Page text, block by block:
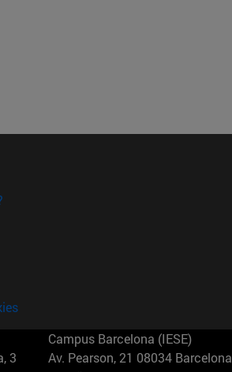
3
Campus Barcelona (IESE)
Av. Pearson, 21 08034 Barcelona